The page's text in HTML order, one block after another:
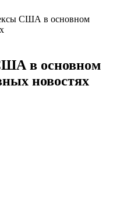
США в основном
в основном
новостях